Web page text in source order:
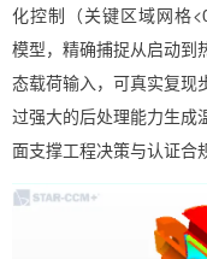
化控制（关键区域网格
模型，精确捕捉从启动到
态载荷输入，可真实复现
过强大的后处理能力生成
面支撑工程决策与认证合